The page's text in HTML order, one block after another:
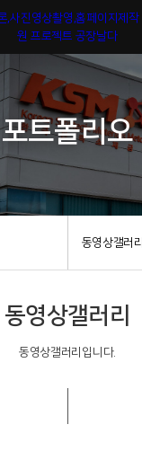
동영상갤러리
포트폴리오
동영상갤러리
동영상갤러리입니다.